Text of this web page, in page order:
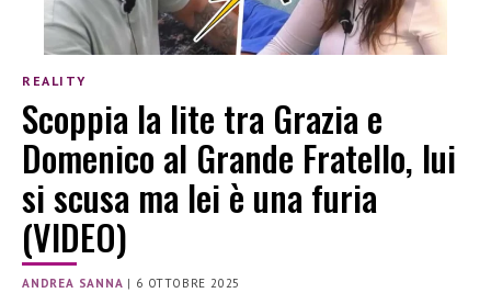
REALITY
Scoppia la lite tra Grazia e
Domenico al Grande Fratello, lui
si scusa ma lei è una furia
(VIDEO)
ANDREA SANNA | 6 OTTOBRE 2025